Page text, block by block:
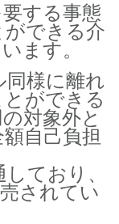
する事態
できる介
ます。
様に離れ
ができる
対象外と
自己負担
ており、
されてい